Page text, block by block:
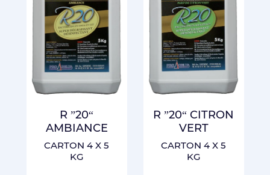
R ”20“
AMBIANCE
CARTON 4 X 5
KG
R ”20“ CITRON
VERT
CARTON 4 X 5
KG